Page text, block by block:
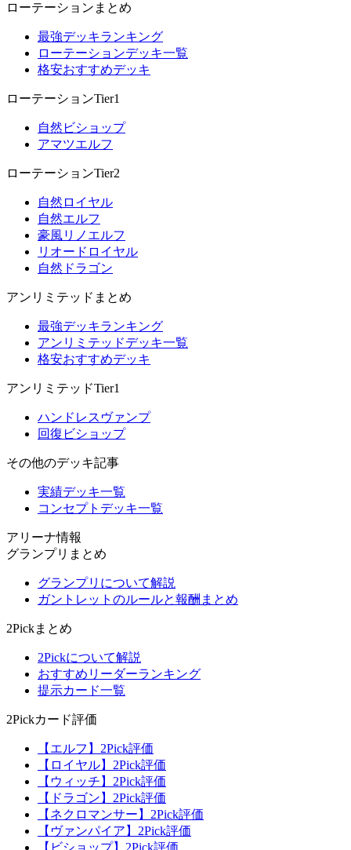
ローテーションまとめ
最強デッキランキング
ローテーションデッキ一覧
格安おすすめデッキ
ローテーションTier1
自然ビショップ
アマツエルフ
ローテーションTier2
自然ロイヤル
自然エルフ
豪風リノエルフ
リオードロイヤル
自然ドラゴン
アンリミテッドまとめ
最強デッキランキング
アンリミテッドデッキ一覧
格安おすすめデッキ
アンリミテッドTier1
ハンドレスヴァンプ
回復ビショップ
その他のデッキ記事
実績デッキ一覧
コンセプトデッキ一覧
アリーナ情報
グランプリまとめ
グランプリについて解説
ガントレットのルールと報酬まとめ
2Pickまとめ
2Pickについて解説
おすすめリーダーランキング
提示カード一覧
2Pickカード評価
【エルフ】2Pick評価
【ロイヤル】2Pick評価
【ウィッチ】2Pick評価
【ドラゴン】2Pick評価
【ネクロマンサー】2Pick評価
【ヴァンパイア】2Pick評価
【ビショップ】2Pick評価